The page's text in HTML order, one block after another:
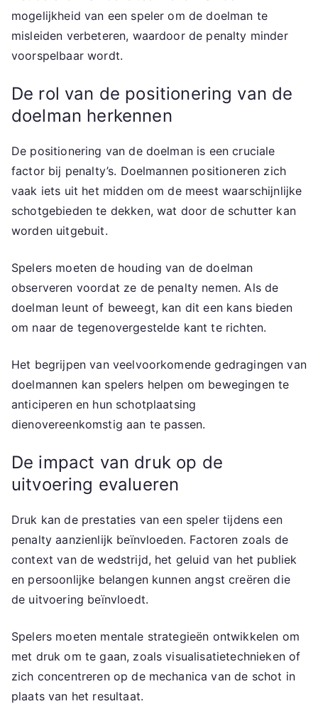
mogelijkheid van een speler om de doelman te
misleiden verbeteren, waardoor de penalty minder
voorspelbaar wordt.
De rol van de positionering van de
doelman herkennen
De positionering van de doelman is een cruciale
factor bij penalty’s. Doelmannen positioneren zich
vaak iets uit het midden om de meest waarschijnlijke
schotgebieden te dekken, wat door de schutter kan
worden uitgebuit.
Spelers moeten de houding van de doelman
observeren voordat ze de penalty nemen. Als de
doelman leunt of beweegt, kan dit een kans bieden
om naar de tegenovergestelde kant te richten.
Het begrijpen van veelvoorkomende gedragingen van
doelmannen kan spelers helpen om bewegingen te
anticiperen en hun schotplaatsing
dienovereenkomstig aan te passen.
De impact van druk op de
uitvoering evalueren
Druk kan de prestaties van een speler tijdens een
penalty aanzienlijk beïnvloeden. Factoren zoals de
context van de wedstrijd, het geluid van het publiek
en persoonlijke belangen kunnen angst creëren die
de uitvoering beïnvloedt.
Spelers moeten mentale strategieën ontwikkelen om
met druk om te gaan, zoals visualisatietechnieken of
zich concentreren op de mechanica van de schot in
plaats van het resultaat.